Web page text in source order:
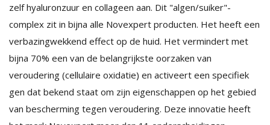
zelf hyaluronzuur en collageen aan. Dit "algen/suiker"-
complex zit in bijna alle Novexpert producten. Het heeft een
verbazingwekkend effect op de huid. Het vermindert met
bijna 70% een van de belangrijkste oorzaken van
veroudering (cellulaire oxidatie) en activeert een specifiek
gen dat bekend staat om zijn eigenschappen op het gebied
van bescherming tegen veroudering. Deze innovatie heeft